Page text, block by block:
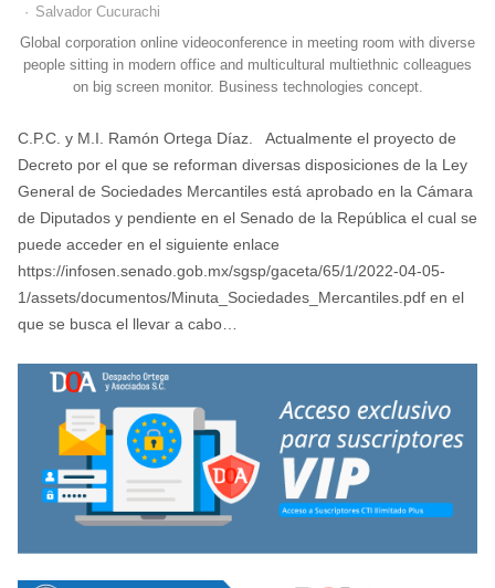
Author
Salvador Cucurachi
Global corporation online videoconference in meeting room with diverse
people sitting in modern office and multicultural multiethnic colleagues
on big screen monitor. Business technologies concept.
C.P.C. y M.I. Ramón Ortega Díaz. Actualmente el proyecto de
Decreto por el que se reforman diversas disposiciones de la Ley
General de Sociedades Mercantiles está aprobado en la Cámara
de Diputados y pendiente en el Senado de la República el cual se
puede acceder en el siguiente enlace
https://infosen.senado.gob.mx/sgsp/gaceta/65/1/2022-04-05-
1/assets/documentos/Minuta_Sociedades_Mercantiles.pdf en el
que se busca el llevar a cabo…